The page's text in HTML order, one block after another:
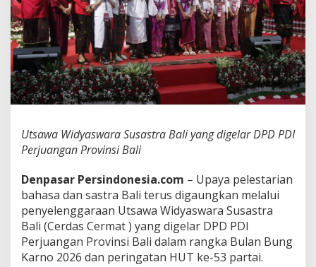
l
i
G
e
l
a
U
t
a
i
d
y
a
s
w
a
Utsawa Widyaswara Susastra Bali yang digelar DPD PDI
Perjuangan Provinsi Bali
Denpasar Persindonesia.com – Upaya pelestarian
bahasa dan sastra Bali terus digaungkan melalui
penyelenggaraan Utsawa Widyaswara Susastra
Bali (Cerdas Cermat ) yang digelar DPD PDI
Perjuangan Provinsi Bali dalam rangka Bulan Bung
Karno 2026 dan peringatan HUT ke-53 partai.